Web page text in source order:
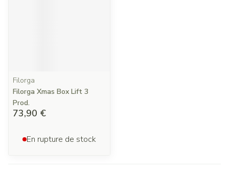
Filorga
Filorga Xmas Box Lift 3
Prod.
73,90 €
En rupture de stock